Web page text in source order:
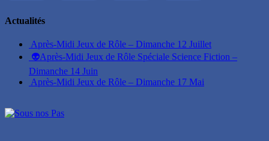
Actualités
Après-Midi Jeux de Rôle – Dimanche 12 Juillet
👽Après-Midi Jeux de Rôle Spéciale Science Fiction –
Dimanche 14 Juin
Après-Midi Jeux de Rôle – Dimanche 17 Mai